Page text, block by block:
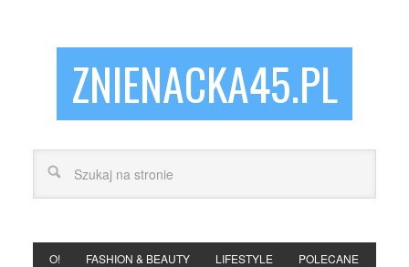
ZNIENACKA45.PL
O! FASHION & BEAUTY LIFESTYLE POLECANE